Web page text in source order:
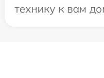
технику к вам